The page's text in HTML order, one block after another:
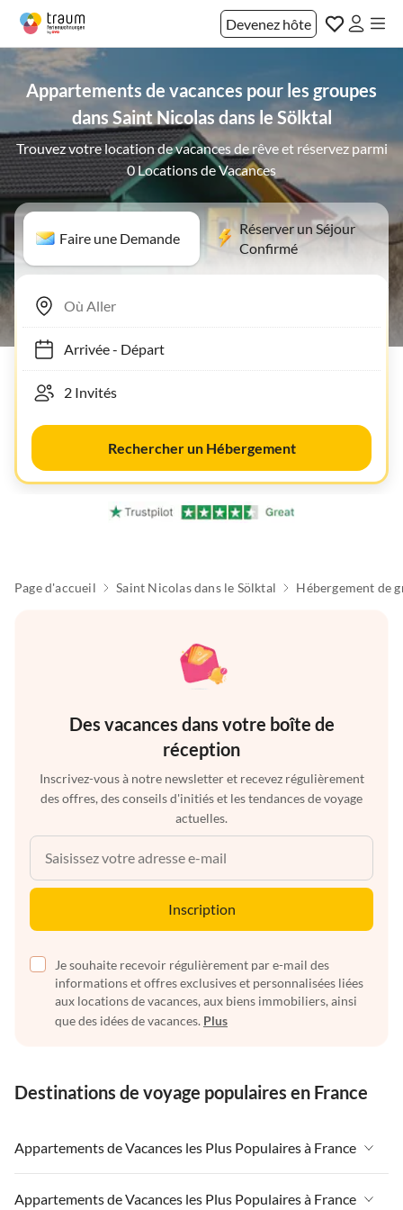
Devenez hôte
Appartements de vacances pour les groupes
dans Saint Nicolas dans le Sölktal
Trouvez votre location de vacances de rêve et réservez parmi
0 Locations de Vacances
Faire une Demande
Réserver un Séjour
Confirmé
Arrivée- Départ
Rechercher un Hébergement
Page d'accueil Saint Nicolas dans le Sölktal Hébergement de
Des vacances dans votre boîte de
réception
Inscrivez-vous à notre newsletter et recevez régulièrement
des offres, des conseils d'initiés et les tendances de voyage
actuelles.
Inscription
Je souhaite recevoir régulièrement par e-mail des
informations et offres exclusives et personnalisées liées
aux locations de vacances, aux biens immobiliers, ainsi
que des idées de vacances. Plus
Destinations de voyage populaires en France
Appartements de Vacances les Plus Populaires à France
Appartements de Vacances à France
Appartements de Vacances les Plus Populaires à France